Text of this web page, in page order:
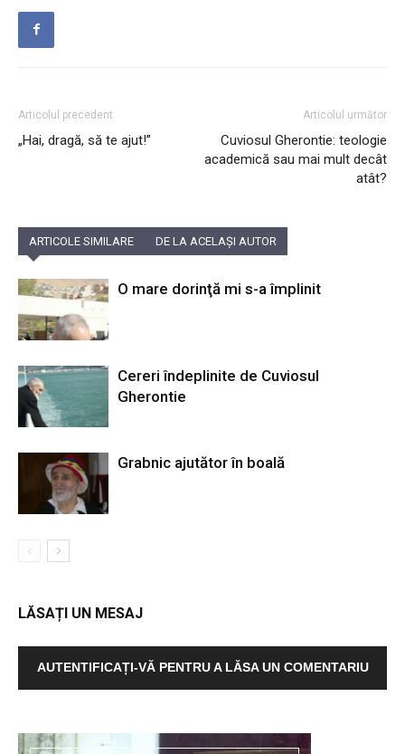
Articolul precedent
„Hai, dragă, să te ajut!”
Articolul următor
Cuviosul Gherontie: teologie
academică sau mai mult decât
atât?
ARTICOLE SIMILARE DE LA ACELAȘI AUTOR
O mare dorinţă mi s-a împlinit
Cereri îndeplinite de Cuviosul
Gherontie
Grabnic ajutător în boală
LĂSAȚI UN MESAJ
AUTENTIFICAȚI-VĂ PENTRU A LĂSA UN COMENTARIU